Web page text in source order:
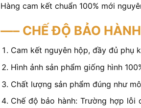
Hàng cam kết chuẩn 100% mới
—– CHẾ ĐỘ BẢO
Cam kết nguyên hộp, đầy đủ phụ
Hình ảnh sản phẩm giống hình
Chất lượng sản phẩm đúng như
Chế độ bảo hành: Trường hợp lỗi